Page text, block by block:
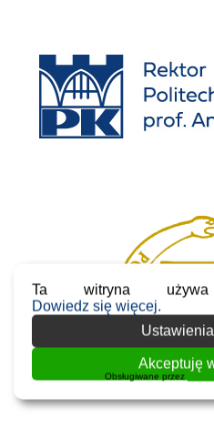
Ta witryna
Dowiedz się więcej.
Akceptuję
Obsługiwane przez